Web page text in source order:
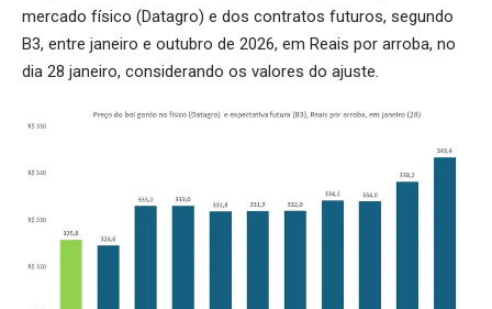
mercado físico (Datagro) e dos contratos futuros, segundo
B3, entre janeiro e outubro de 2026, em Reais por arroba, no
dia 28 janeiro, considerando os valores do ajuste.